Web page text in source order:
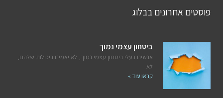
פוסטים אחרונים בבלוג
ביטחון עצמי נמוך
אנשים בעלי ביטחון עצמי נמוך, לא יאמינו ביכולות שלהם,
לא
קראו עוד »